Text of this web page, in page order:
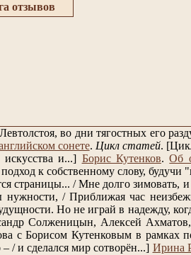
отзывов
во дни тягостных его
сонете. Цикл статей.
и...] Борис Кутенков.Об
к собственному слову, будучи
страницы... / Мне долго зимовать,
/ Приближая час
Но не играй в надежду,
Солженицын, Алексей
с Борисом Кутенковым в рамках
/ и сделался мир сотворён...] Ирина